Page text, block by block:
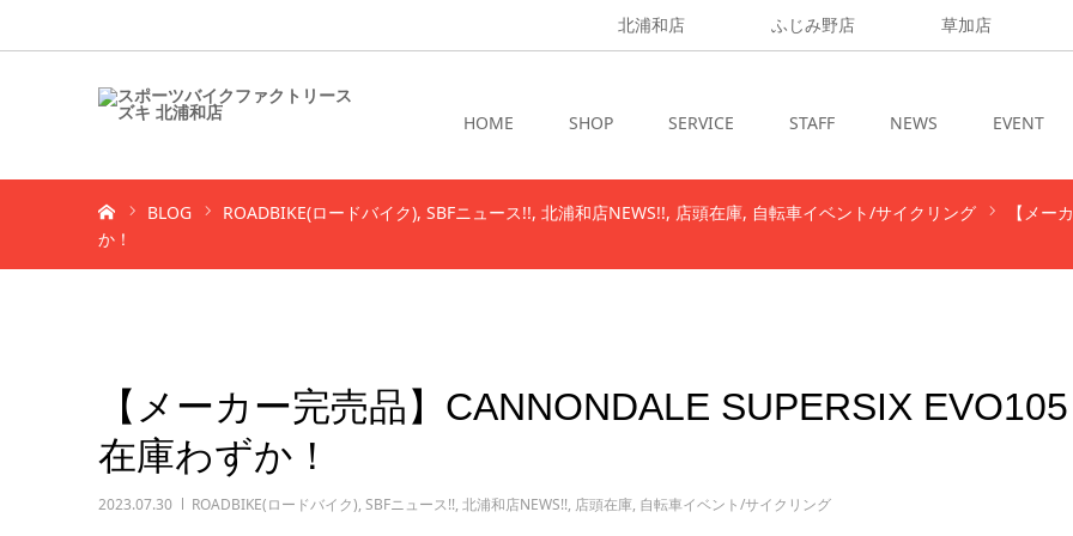
北浦和店 ふじみ野店 草加店
HOME SHOP SERVICE STAFF NEWS EVENT
BLOG ROADBIKE(ロードバイク) SBFニュース!! 北浦和店NEWS!! 店頭在庫 自転車イベント/サイクリング
【メー
か！
【メーカー完売品】CANNONDALE SUPERSIX EVO105
在庫わずか！
2023.07.30 ROADBIKE(ロードバイク), SBFニュース!!, 北浦和店NEWS!!, 店頭在庫, 自転車イベント/サイクリング